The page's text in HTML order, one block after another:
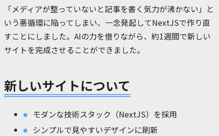
「メディアが整っていないと記事を書く気力が沸かない」と
いう悪循環に陥ってしまい、一念発起してNextJSで作り直
すことにしました。AIの力を借りながら、約1週間で新しい
サイトを完成させることができました。
新しいサイトについて
モダンな技術スタック（NextJS）を採用
シンプルで見やすいデザインに刷新